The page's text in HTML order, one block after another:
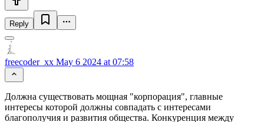
Reply
freecoder_xx May 6 2024 at 07:58
Должна существовать мощная "корпорация", главные
интересы которой должны совпадать с интересами
благополучия и развития общества. Конкуренция между